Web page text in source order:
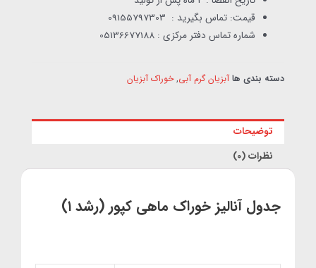
قیمت: تماس بگیرید : 09155797303
شماره تماس دفتر مرکزی : 05136677188
دسته بندی ها آبزیان گرم آبی,خوراک آبزیان
توضیحات
نظرات (0)
جدول آنالیز خوراک ماهی کپور (رشد ۱)